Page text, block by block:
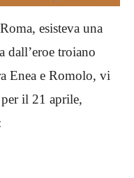
esisteva una
dall’eroe troiano
Enea e Romolo, vi
il 21 aprile,